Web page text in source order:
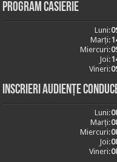
Program casierie
Luni:
Marți:
Miercuri:
Joi:
Vineri:
Inscrieri audiențe
Luni:
Marți:
Miercuri:
Joi:
Vineri: